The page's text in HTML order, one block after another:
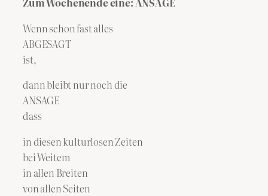
Wenn schon fast alles
ABGESAGT
ist,
dann bleibt nur noch die
ANSAGE
dass
in diesen kulturlosen Zeiten
bei Weitem
in allen Breiten
von allen Seiten